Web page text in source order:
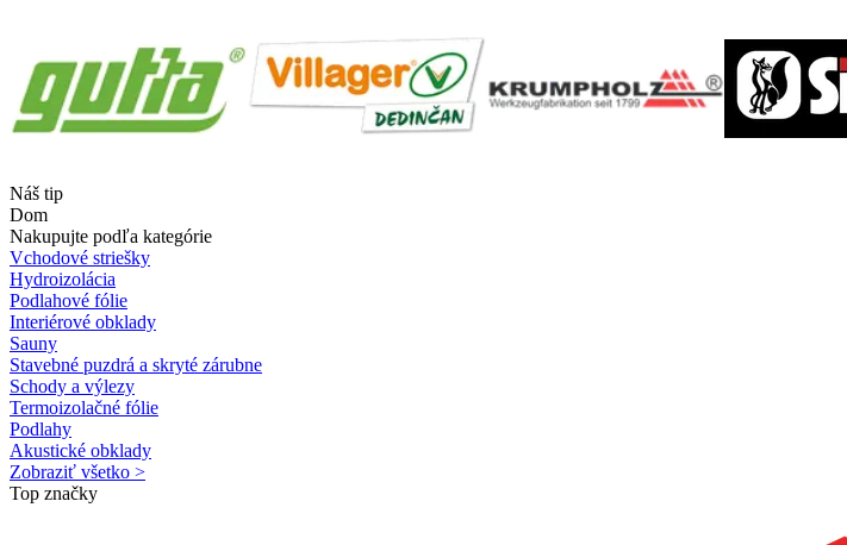
Náš tip
Dom
Nakupujte podľa kategórie
Vchodové striešky
Hydroizolácia
Podlahové fólie
Interiérové obklady
Sauny
Stavebné puzdrá a skryté zárubne
Schody a výlezy
Termoizolačné fólie
Podlahy
Akustické obklady
Zobraziť všetko >
Top značky